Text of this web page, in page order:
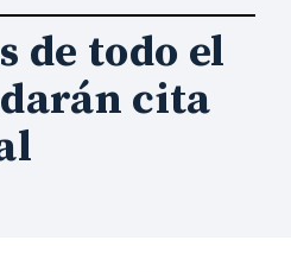
de todo el
cita